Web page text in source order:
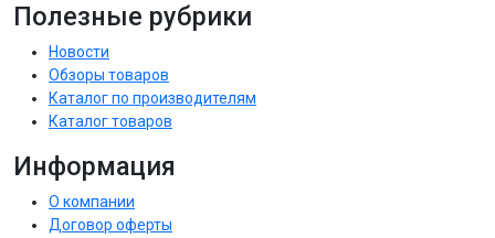
Полезные рубрики
Новости
Обзоры товаров
Каталог по производителям
Каталог товаров
Информация
О компании
Договор оферты